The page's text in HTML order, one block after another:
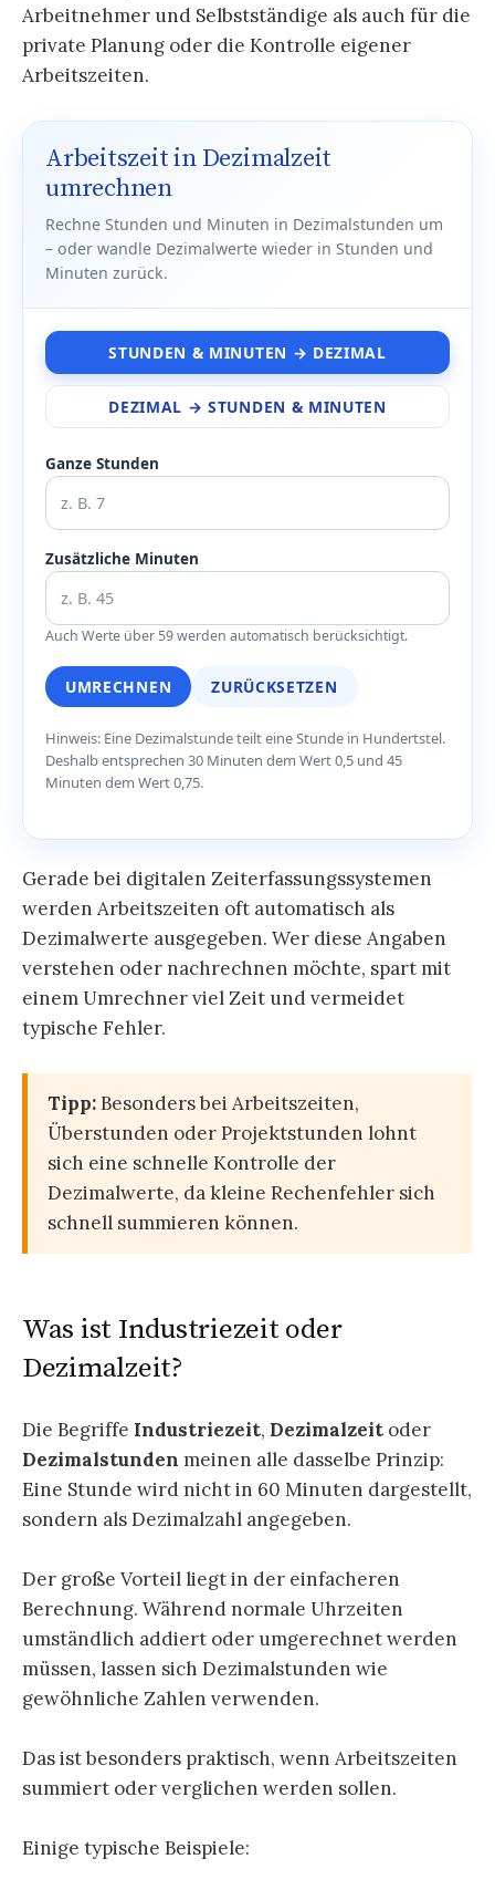
Arbeitnehmer und Selbstständige als auch für die
private Planung oder die Kontrolle eigener
Arbeitszeiten.
Arbeitszeit in Dezimalzeit
umrechnen
Rechne Stunden und Minuten in Dezimalstunden um
– oder wandle Dezimalwerte wieder in Stunden und
Minuten zurück.
STUNDEN & MINUTEN → DEZIMAL
DEZIMAL → STUNDEN & MINUTEN
Ganze Stunden
Zusätzliche Minuten
Auch Werte über 59 werden automatisch berücksichtigt.
UMRECHNEN ZURÜCKSETZEN
Hinweis: Eine Dezimalstunde teilt eine Stunde in Hundertstel.
Deshalb entsprechen 30 Minuten dem Wert 0,5 und 45
Minuten dem Wert 0,75.
Gerade bei digitalen Zeiterfassungssystemen
werden Arbeitszeiten oft automatisch als
Dezimalwerte ausgegeben. Wer diese Angaben
verstehen oder nachrechnen möchte, spart mit
einem Umrechner viel Zeit und vermeidet
typische Fehler.
Tipp:Besonders bei Arbeitszeiten,
Überstunden oder Projektstunden lohnt
sich eine schnelle Kontrolle der
Dezimalwerte, da kleine Rechenfehler sich
schnell summieren können.
Was ist Industriezeit oder
Dezimalzeit?
Die Begriffe Industriezeit, Dezimalzeit oder
Dezimalstunden meinen alle dasselbe Prinzip:
Eine Stunde wird nicht in 60 Minuten dargestellt,
sondern als Dezimalzahl angegeben.
Der große Vorteil liegt in der einfacheren
Berechnung. Während normale Uhrzeiten
umständlich addiert oder umgerechnet werden
müssen, lassen sich Dezimalstunden wie
gewöhnliche Zahlen verwenden.
Das ist besonders praktisch, wenn Arbeitszeiten
summiert oder verglichen werden sollen.
Einige typische Beispiele: